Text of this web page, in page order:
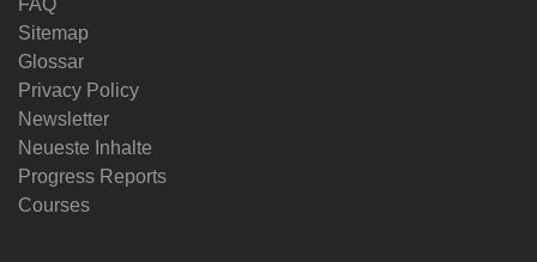
FAQ
Sitemap
Glossar
Privacy Policy
Newsletter
Neueste Inhalte
Progress Reports
Courses